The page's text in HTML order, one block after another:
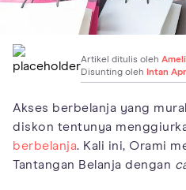
Artikel ditulis oleh
Disunting oleh Intan
Akses berbelanja yang
diskon tentunya
berbelanja. Kali ini, Orami
Tantangan Belanja dengan